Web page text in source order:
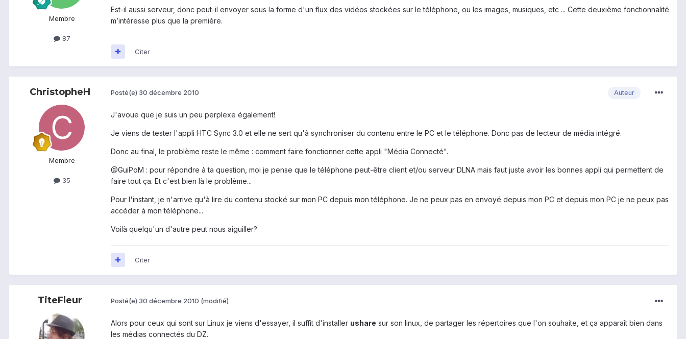
Membre
87
Est-il aussi serveur, donc peut-il envoyer sous la forme d'un flux des vidéos stockées sur le téléphone, ou les images, musiques, etc ... Cette deuxième fonctionnalité
m’intéresse plus que la première.
Citer
ChristopheH
Membre
35
Auteur
Posté(e) 30 décembre 2010
J'avoue que je suis un peu perplexe également!
Je viens de tester l'appli HTC Sync 3.0 et elle ne sert qu'à synchroniser du contenu entre le PC et le téléphone. Donc pas de lecteur de média intégré.
Donc au final, le problème reste le même : comment faire fonctionner cette appli "Média Connecté".
@GuiPoM : pour répondre à ta question, moi je pense que le téléphone peut-être client et/ou serveur DLNA mais faut juste avoir les bonnes appli qui permettent de
faire tout ça. Et c'est bien là le problème...
Pour l'instant, je n'arrive qu'à lire du contenu stocké sur mon PC depuis mon téléphone. Je ne peux pas en envoyé depuis mon PC et depuis mon PC je ne peux pas
accéder à mon téléphone...
Voilà quelqu'un d'autre peut nous aiguiller?
Citer
TiteFleur Posté(e) 30 décembre 2010 (modifié)
Alors pour ceux qui sont sur Linux je viens d'essayer, il suffit d'installer ushare sur son linux, de partager les répertoires que l'on souhaite, et ça apparaît bien dans
les médias connectés du DZ.